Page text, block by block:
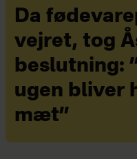
Da
vejret, tog
beslutning:
ugen bliver
mæt”